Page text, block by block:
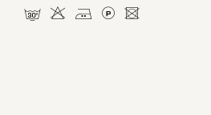
mHELU